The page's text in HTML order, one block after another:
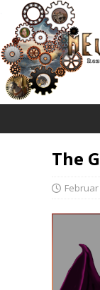
The
Februar